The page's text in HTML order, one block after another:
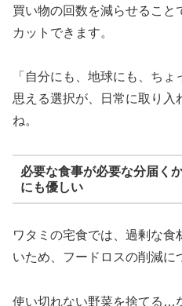
買い物の回数を減らせること
カットできます。
「自分にも、地球にも、ち
思える選択が、日常に取り入
ね。
必要な食事が必要な分届く
にも優しい
ワタミの宅食では、過剰な
いため、フードロスの削減に
使い切れない野菜を捨てる…